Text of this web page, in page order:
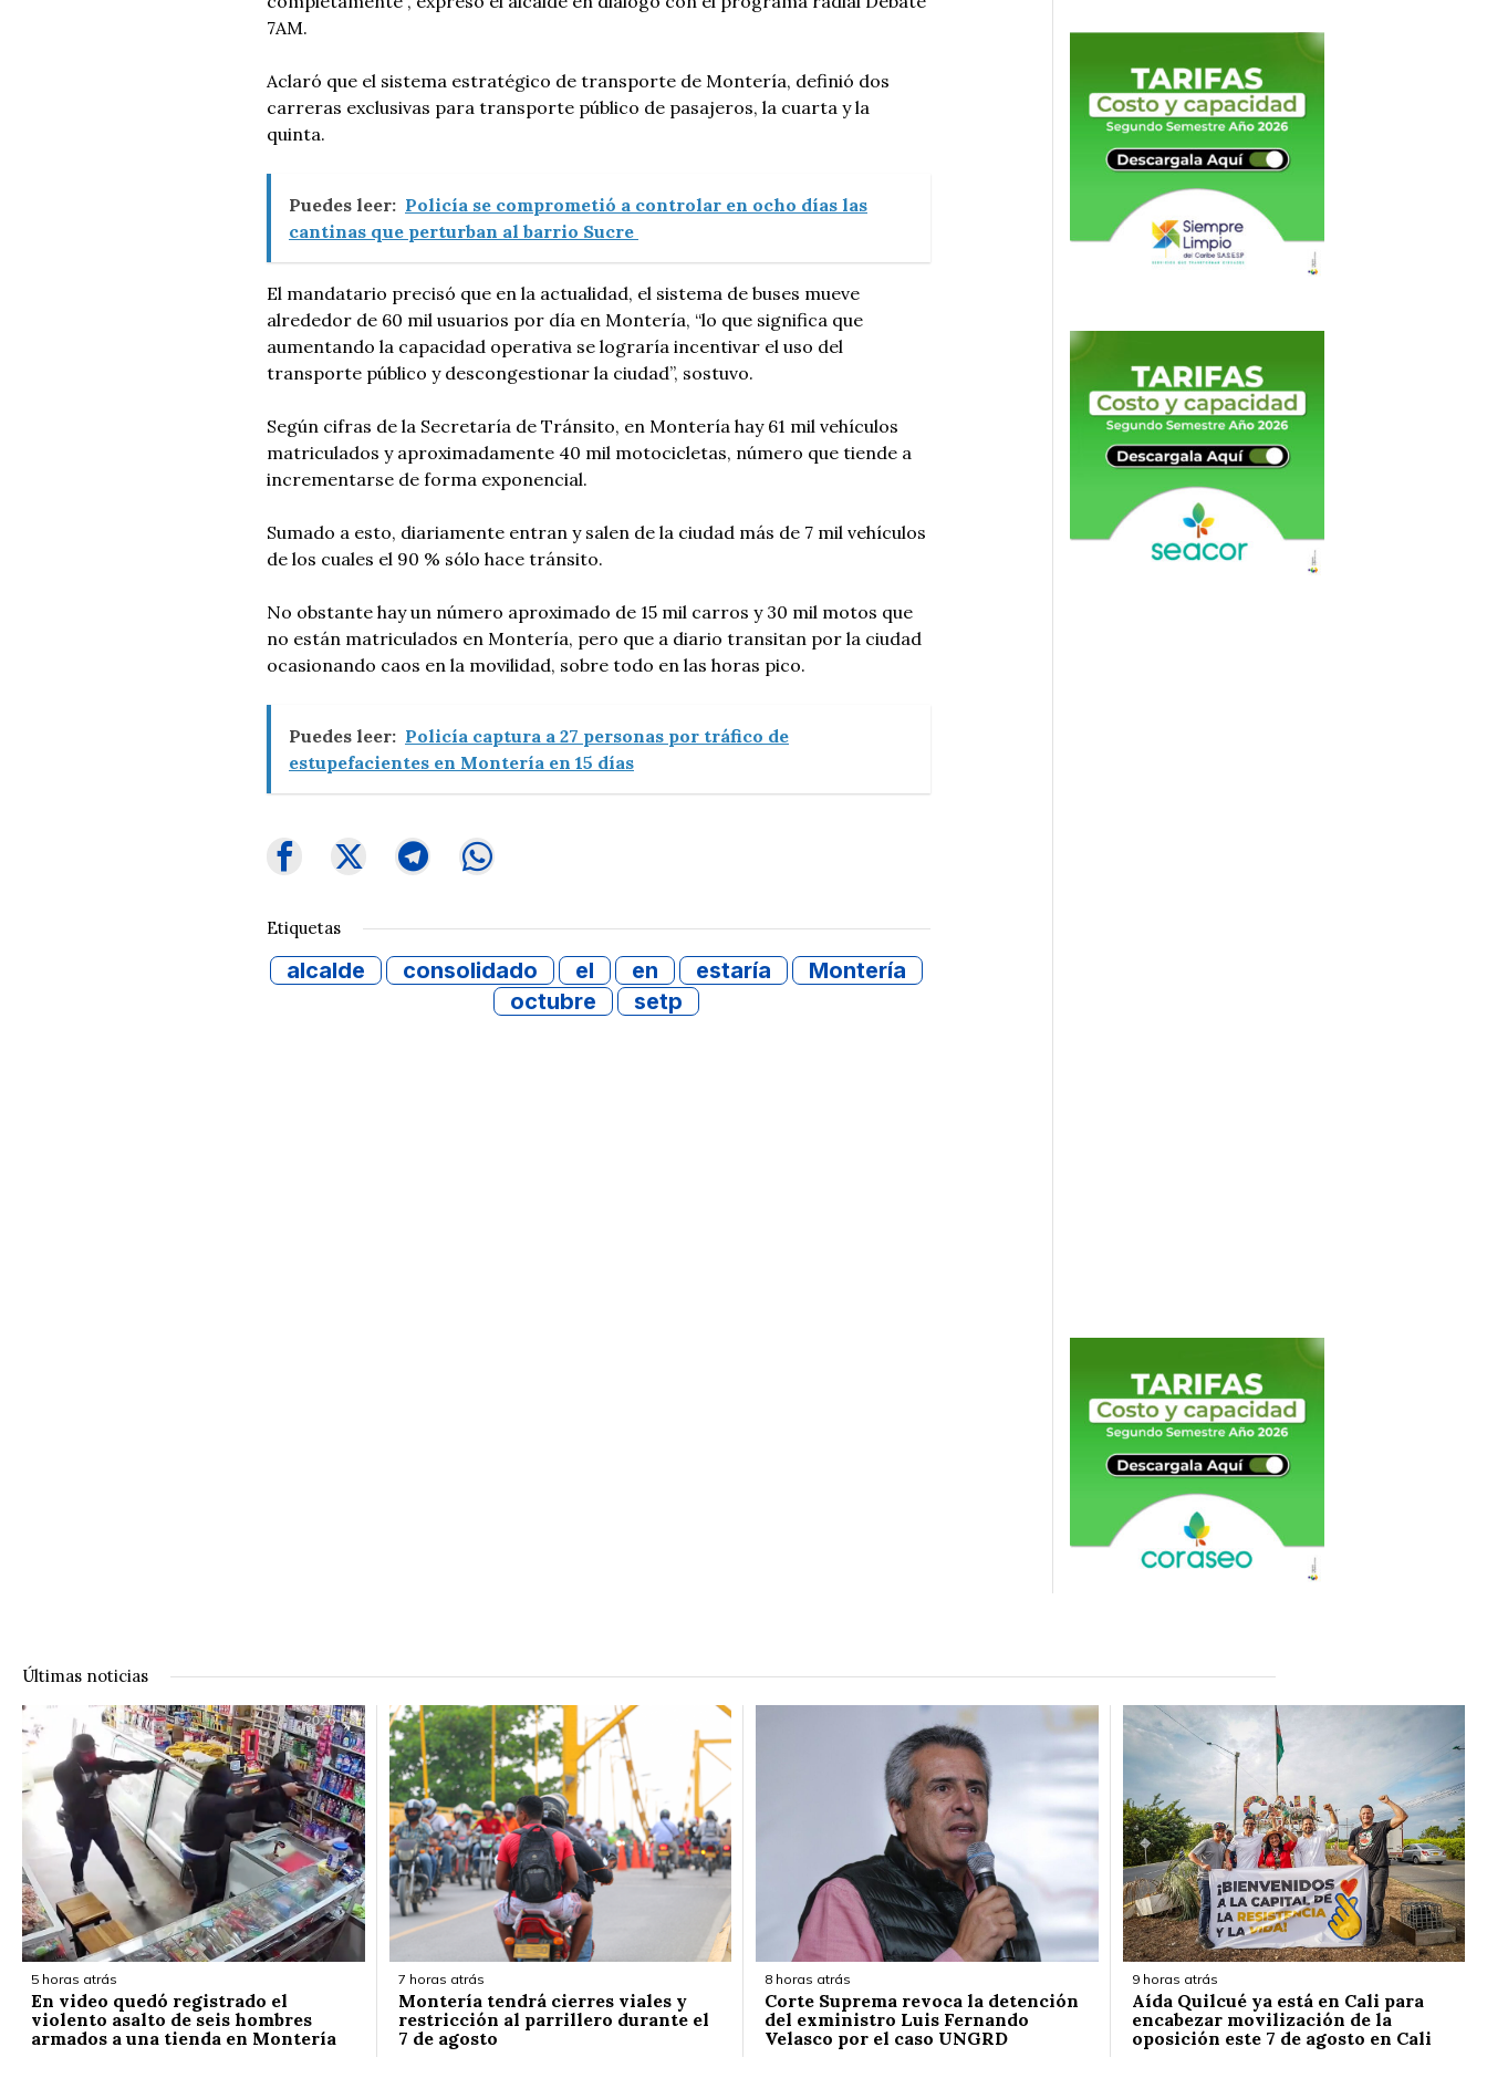
7AM.
Aclaró que el sistema estratégico de transporte de Montería, definió dos
carreras exclusivas para transporte público de pasajeros, la cuarta y la
quinta.
Puedes leer: Policía se comprometió a controlar en ocho días las
cantinas que perturban al barrio Sucre
El mandatario precisó que en la actualidad, el sistema de buses mueve
alrededor de 60 mil usuarios por día en Montería, “lo que significa que
aumentando la capacidad operativa se lograría incentivar el uso del
transporte público y descongestionar la ciudad”, sostuvo.
Según cifras de la Secretaría de Tránsito, en Montería hay 61 mil vehículos
matriculados y aproximadamente 40 mil motocicletas, número que tiende a
incrementarse de forma exponencial.
Sumado a esto, diariamente entran y salen de la ciudad más de 7 mil vehículos
de los cuales el 90 % sólo hace tránsito.
No obstante hay un número aproximado de 15 mil carros y 30 mil motos que
no están matriculados en Montería, pero que a diario transitan por la ciudad
ocasionando caos en la movilidad, sobre todo en las horas pico.
Puedes leer: Policía captura a 27 personas por tráfico de
estupefacientes en Montería en 15 días
Etiquetas
alcalde consolidado el en estaría
Montería
octubre
setp
Últimas noticias
5 horas atrás
En video quedó registrado el
violento asalto de seis hombres
armados a una tienda en Montería
7 horas atrás
Montería tendrá cierres viales y
restricción al parrillero durante el
7 de agosto
8 horas atrás
Corte Suprema revoca la detención
del exministro Luis Fernando
Velasco por el caso UNGRD
9 horas atrás
Aída Quilcué ya está en Cali para
encabezar movilización de la
oposición este 7 de agosto en Cali